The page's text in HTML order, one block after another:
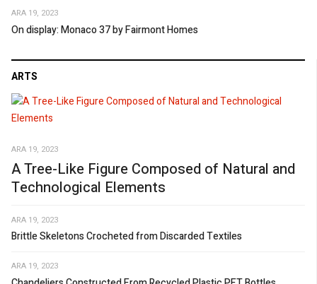
ARA 19, 2023
On display: Monaco 37 by Fairmont Homes
ARTS
ARA 19, 2023
A Tree-Like Figure Composed of Natural and
Technological Elements
ARA 19, 2023
Brittle Skeletons Crocheted from Discarded Textiles
ARA 19, 2023